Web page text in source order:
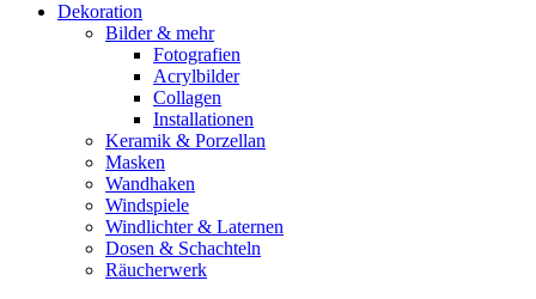
Dekoration
Bilder & mehr
Fotografien
Acrylbilder
Collagen
Installationen
Keramik & Porzellan
Masken
Wandhaken
Windspiele
Windlichter & Laternen
Dosen & Schachteln
Räucherwerk